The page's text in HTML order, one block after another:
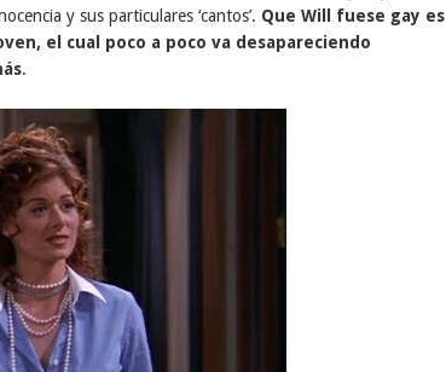
y sus particulares ‘cantos’. Que Will fuese gay es
el cual poco a poco va desapareciendo
.